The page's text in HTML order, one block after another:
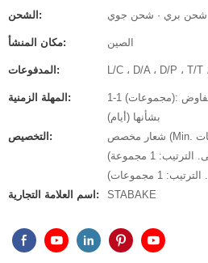
الشحن: شحن بري · شحن جوي
مكان المنشأ: الصين
المدفوعات:
المهلة الزمنية:
1-1 (مجموعات): 30 (أيام)،> 1 (مجموعات): يتم التفاوض
بشأنها (أيام)
التخصيص:
شعار مخصص (Min. الترتيب: 1 مجموعات) ، التعبئة
والتغليف حسب الطلب (الحد الأدنى. الترتيب: 1 مجموعة)
1 مجموعات)
اسم العلامة التجارية:
STABAKE